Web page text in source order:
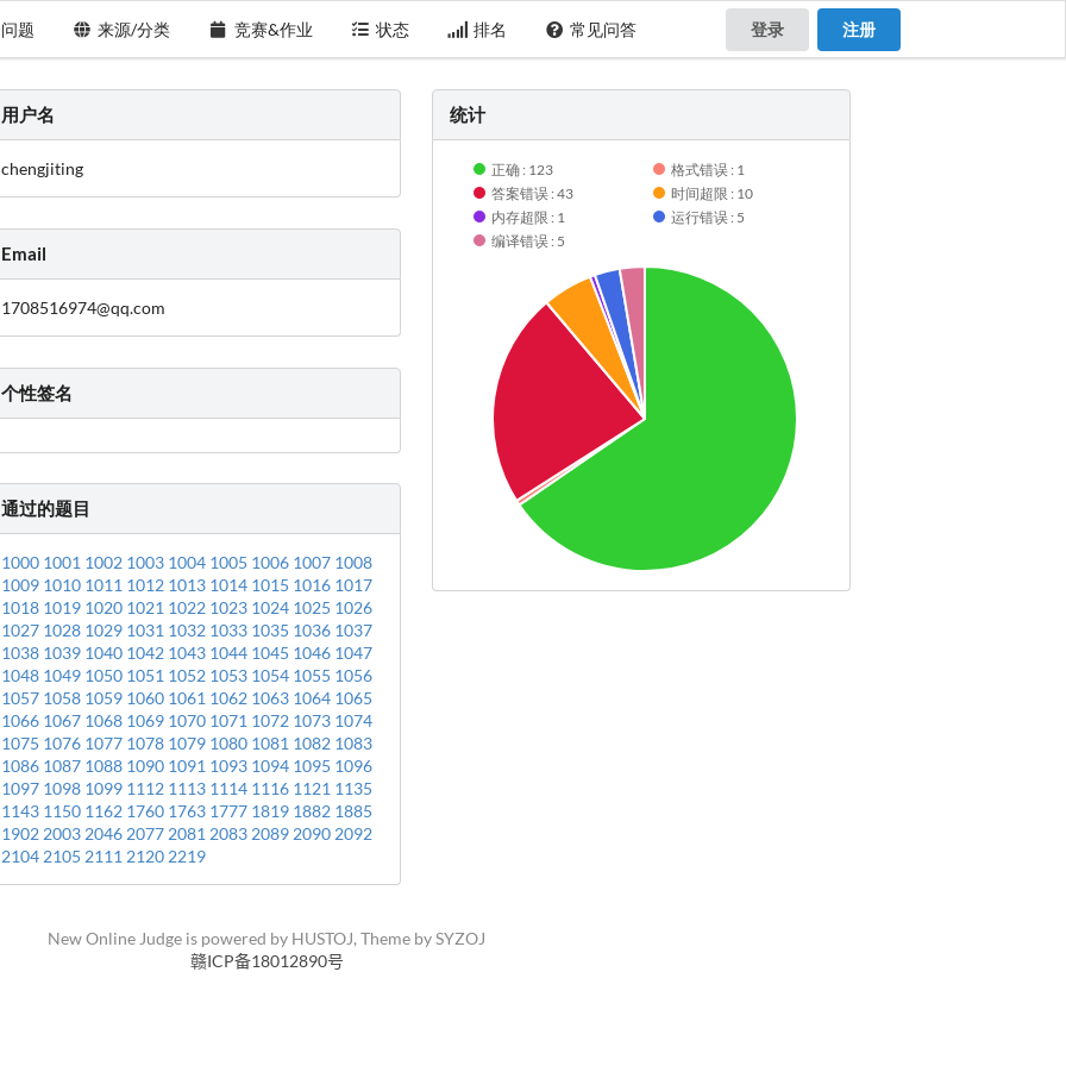
问题 来源/分类 竞赛&作业 状态 排名 常见问答 登录 注册
用户名
chengjiting
Email
1708516974@qq.com
个性签名
通过的题目
1000 1001 1002 1003 1004 1005 1006 1007 1008
1009 1010 1011 1012 1013 1014 1015 1016 1017
1018 1019 1020 1021 1022 1023 1024 1025 1026
1027 1028 1029 1031 1032 1033 1035 1036 1037
1038 1039 1040 1042 1043 1044 1045 1046 1047
1048 1049 1050 1051 1052 1053 1054 1055 1056
1057 1058 1059 1060 1061 1062 1063 1064 1065
1066 1067 1068 1069 1070 1071 1072 1073 1074
1075 1076 1077 1078 1079 1080 1081 1082 1083
1086 1087 1088 1090 1091 1093 1094 1095 1096
1097 1098 1099 1112 1113 1114 1116 1121 1135
1143 1150 1162 1760 1763 1777 1819 1882 1885
190220032046207720812083208920902092
21042105211121202219
统计
正确 : 123
格式错误 : 1
答案错误 : 43
时间超限 : 10
内存超限 : 1
运行错误 : 5
编译错误 : 5
New Online Judge is powered by HUSTOJ, Theme bySYZOJ
赣ICP备18012890号